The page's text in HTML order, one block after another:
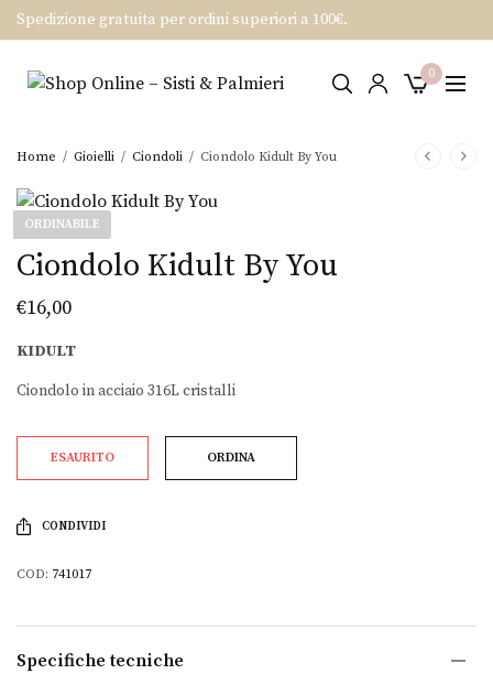
Spedizione gratuita per ordini superiori a 100€.
0
Home / Gioielli / Ciondoli / Ciondolo Kidult By You
ORDINABILE
Ciondolo Kidult By You
€16,00
KIDULT
Ciondolo in acciaio 316L cristalli
ESAURITO ORDINA
CONDIVIDI
COD: 741017
Specifiche tecniche